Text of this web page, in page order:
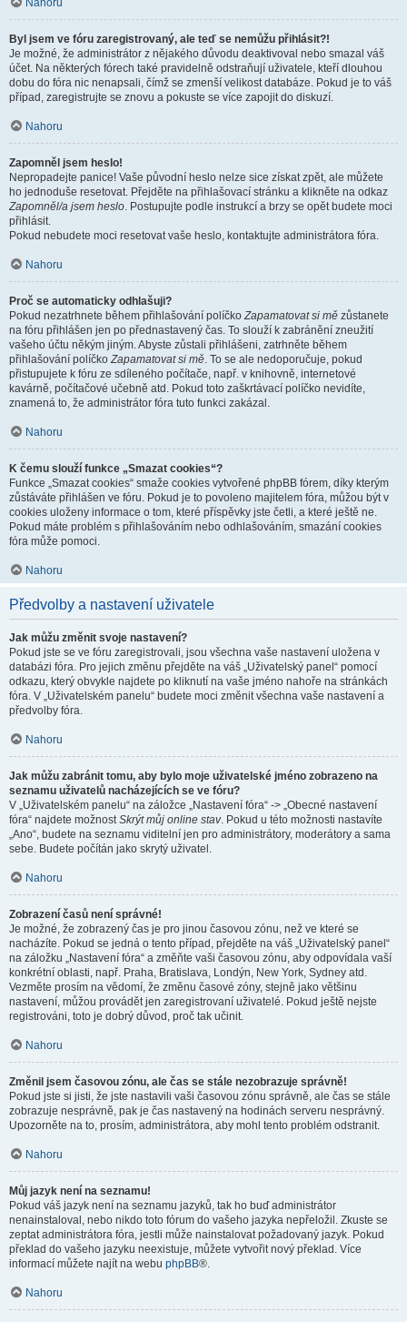
Nahoru
Byl jsem ve fóru zaregistrovaný, ale teď se nemůžu přihlásit?!
Je možné, že administrátor z nějakého důvodu deaktivoval nebo smazal váš
účet. Na některých fórech také pravidelně odstraňují uživatele, kteří dlouhou
dobu do fóra nic nenapsali, čímž se zmenší velikost databáze. Pokud je to váš
případ, zaregistrujte se znovu a pokuste se více zapojit do diskuzí.
Nahoru
Zapomněl jsem heslo!
Nepropadejte panice! Vaše původní heslo nelze sice získat zpět, ale můžete
ho jednoduše resetovat. Přejděte na přihlašovací stránku a klikněte na odkaz
Zapomněl/a jsem heslo. Postupujte podle instrukcí a brzy se opět budete moci
přihlásit.
Pokud nebudete moci resetovat vaše heslo, kontaktujte administrátora fóra.
Nahoru
Proč se automaticky odhlašuji?
Pokud nezatrhnete během přihlašování políčkoZapamatovat si mě zůstanete
na fóru přihlášen jen po přednastavený čas. To slouží k zabránění zneužití
vašeho účtu někým jiným. Abyste zůstali přihlášeni, zatrhněte během
přihlašování políčkoZapamatovat si mě. To se ale nedoporučuje, pokud
přistupujete k fóru ze sdíleného počítače, např. v knihovně, internetové
kavárně, počítačové učebně atd. Pokud toto zaškrtávací políčko nevidíte,
znamená to, že administrátor fóra tuto funkci zakázal.
Nahoru
K čemu slouží funkce „Smazat cookies“?
Funkce „Smazat cookies“ smaže cookies vytvořené phpBB fórem, díky kterým
zůstáváte přihlášen ve fóru. Pokud je to povoleno majitelem fóra, můžou být v
cookies uloženy informace o tom, které příspěvky jste četli, a které ještě ne.
Pokud máte problém s přihlašováním nebo odhlašováním, smazání cookies
fóra může pomoci.
Nahoru
Předvolby a nastavení uživatele
Jak můžu změnit svoje nastavení?
Pokud jste se ve fóru zaregistrovali, jsou všechna vaše nastavení uložena v
databázi fóra. Pro jejich změnu přejděte na váš „Uživatelský panel“ pomocí
odkazu, který obvykle najdete po kliknutí na vaše jméno nahoře na stránkách
fóra. V „Uživatelském panelu“ budete moci změnit všechna vaše nastavení a
předvolby fóra.
Nahoru
Jak můžu zabránit tomu, aby bylo moje uživatelské jméno zobrazeno na
seznamu uživatelů nacházejících se ve fóru?
V „Uživatelském panelu“ na záložce „Nastavení fóra“ -> „Obecné nastavení
fóra“ najdete možnostSkrýt můj online stav. Pokud u této možnosti nastavíte
„Ano“, budete na seznamu viditelní jen pro administrátory, moderátory a sama
sebe. Budete počítán jako skrytý uživatel.
Nahoru
Zobrazení časů není správné!
Je možné, že zobrazený čas je pro jinou časovou zónu, než ve které se
nacházíte. Pokud se jedná o tento případ, přejděte na váš „Uživatelský panel“
na záložku „Nastavení fóra“ a změňte vaši časovou zónu, aby odpovídala vaší
konkrétní oblasti, např. Praha, Bratislava, Londýn, New York, Sydney atd.
Vezměte prosím na vědomí, že změnu časové zóny, stejně jako většinu
nastavení, můžou provádět jen zaregistrovaní uživatelé. Pokud ještě nejste
registrováni, toto je dobrý důvod, proč tak učinit.
Nahoru
Změnil jsem časovou zónu, ale čas se stále nezobrazuje správně!
Pokud jste si jisti, že jste nastavili vaši časovou zónu správně, ale čas se stále
zobrazuje nesprávně, pak je čas nastavený na hodinách serveru nesprávný.
Upozorněte na to, prosím, administrátora, aby mohl tento problém odstranit.
Nahoru
Můj jazyk není na seznamu!
Pokud váš jazyk není na seznamu jazyků, tak ho buď administrátor
nenainstaloval, nebo nikdo toto fórum do vašeho jazyka nepřeložil. Zkuste se
zeptat administrátora fóra, jestli může nainstalovat požadovaný jazyk. Pokud
překlad do vašeho jazyku neexistuje, můžete vytvořit nový překlad. Více
informací můžete najít na webu phpBB®.
Nahoru